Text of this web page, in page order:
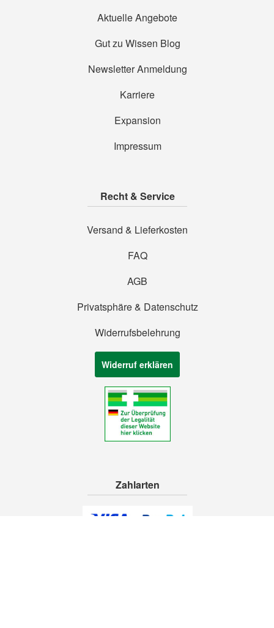
Aktuelle Angebote
Gut zu Wissen Blog
Newsletter Anmeldung
Karriere
Expansion
Impressum
Recht & Service
Versand & Lieferkosten
FAQ
AGB
Privatsphäre & Datenschutz
Widerrufsbelehrung
Widerruf erklären
Zahlarten